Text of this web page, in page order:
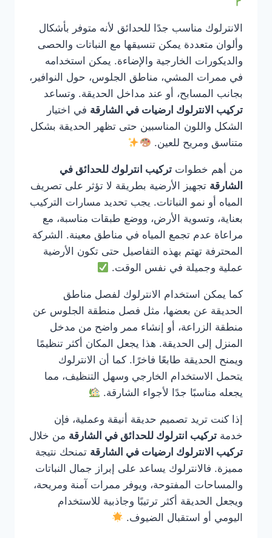
الانترلوك مناسب جدًا للحدائق لأنه متوفر بأشكال
وألوان متعددة يمكن تنسيقها مع النباتات والحصى
والديكورات الخارجية والإضاءة. يمكن استخدامه
في ممرات المشي، مناطق الجلوس، حول النوافير،
بجانب المسابح، أو عند مداخل الحديقة. وتساعد
تركيب الانترلوك ارضيات في الشارقة في اختيار
الشكل واللون المناسبين حتى تظهر الحديقة بشكل
متناسق ومريح للعين.
من أهم خطوات تركيب انترلوك للحدائق في
الشارقة تجهيز الأرضية بطريقة لا تؤثر على تصريف
المياه أو نمو النباتات. يجب تحديد مسارات التركيب
بعناية، وتسوية الأرض، ووضع طبقات مناسبة، مع
مراعاة عدم تجمع المياه في مناطق معينة. الشركة
المحترفة تهتم بهذه التفاصيل حتى تكون الأرضية
عملية وجميلة في نفس الوقت.
كما يمكن استخدام الانترلوك لفصل مناطق
الحديقة عن بعضها، مثل فصل منطقة الجلوس عن
منطقة الزراعة، أو إنشاء ممر واضح من مدخل
المنزل إلى الحديقة. هذا يجعل المكان أكثر تنظيمًا
ويمنح الحديقة طابعًا فاخرًا. كما أن الانترلوك
يتحمل الاستخدام الخارجي وسهل التنظيف، مما
يجعله مناسبًا جدًا لأجواء الشارقة.
إذا كنت تريد تصميم حديقة أنيقة وعملية، فإن
خدمة تركيب انترلوك للحدائق في الشارقة من خلال
تركيب الانترلوك ارضيات في الشارقة تمنحك نتيجة
مميزة. فالانترلوك يساعد على إبراز جمال النباتات
والمساحات المفتوحة، ويوفر ممرات آمنة ومريحة،
ويجعل الحديقة أكثر ترتيبًا وجاذبية للاستخدام
اليومي أو استقبال الضيوف.